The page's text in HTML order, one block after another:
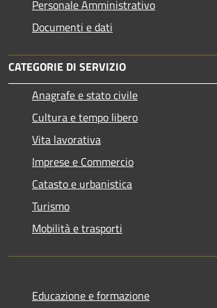
Personale Amministrativo
Documenti e dati
CATEGORIE DI SERVIZIO
Anagrafe e stato civile
Cultura e tempo libero
Vita lavorativa
Imprese e Commercio
Catasto e urbanistica
Turismo
Mobilità e trasporti
Educazione e formazione